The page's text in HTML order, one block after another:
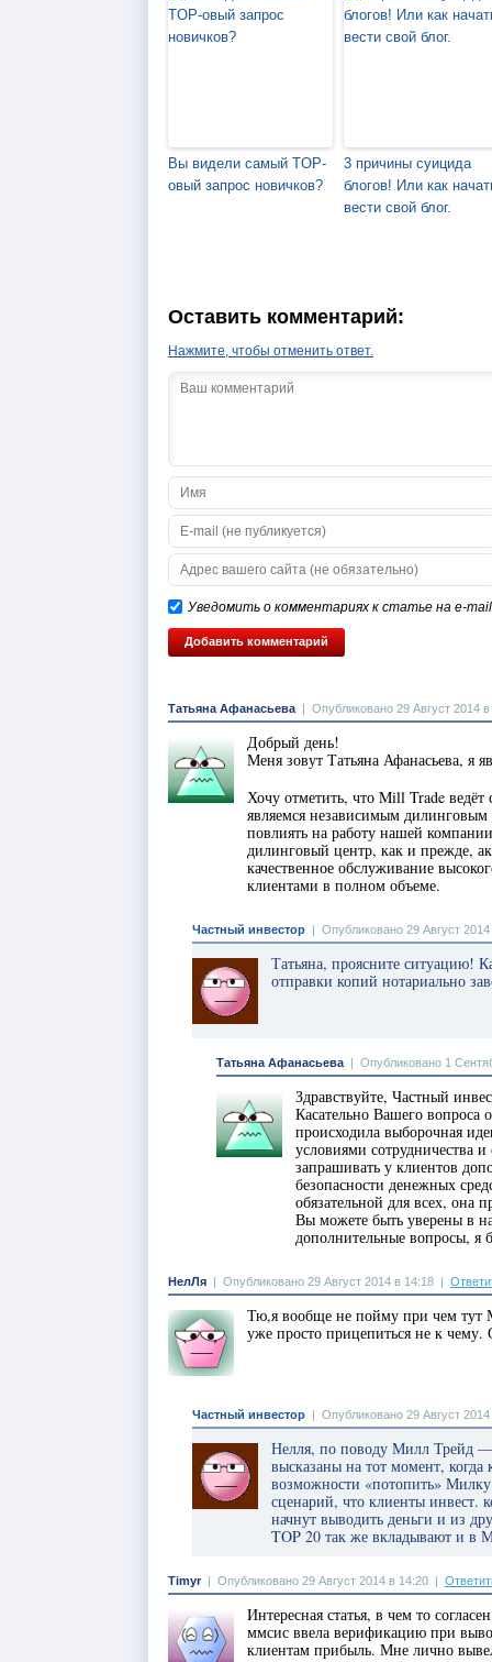
Вы видели самый TOP-
овый запрос новичков?
3 причины суицида
блогов! Или как
вести свой блог.
Оставить комментарий:
Нажмите, чтобы отменить ответ.
Уведомить о комментариях к статье на e-mail
Татьяна Афанасьева | Опубликовано 29 Август 2014
Добрый день!
Меня зовут Татьяна Афанасьева, я
Хочу отметить, что Mill Trade
являемся независимым
повлиять на работу нашей
дилинговый центр, как и прежде,
качественное обслуживание
клиентами в полном объеме.
Частный инвестор | Опубликовано 29 Август
Татьяна, проясните ситуацию!
отправки копий нотариально
Татьяна Афанасьева | Опубликовано 1
Здравствуйте, Частный
Касательно Вашего вопроса
происходила выборочная
условиями сотрудничества
запрашивать у клиентов
безопасности денежных
обязательной для всех, она
Вы можете быть уверены в
дополнительные вопросы, я
НелЛя | Опубликовано 29 Август 2014 в 14:18 |
Тю,я вообще не пойму при чем тут
уже просто прицепиться не к
Частный инвестор | Опубликовано 29 Август
Нелля, по поводу Милл Трейд
высказаны на тот момент,
возможности «потопить»
сценарий, что клиенты инвест.
начнут выводить деньги и из
TOP 20 так же вкладывают и в
Timyr| Опубликовано 29 Август 2014 в 14:20 |
Интересная статья, в чем то
ммсис ввела верификацию при
клиентам прибыль. Мне лично